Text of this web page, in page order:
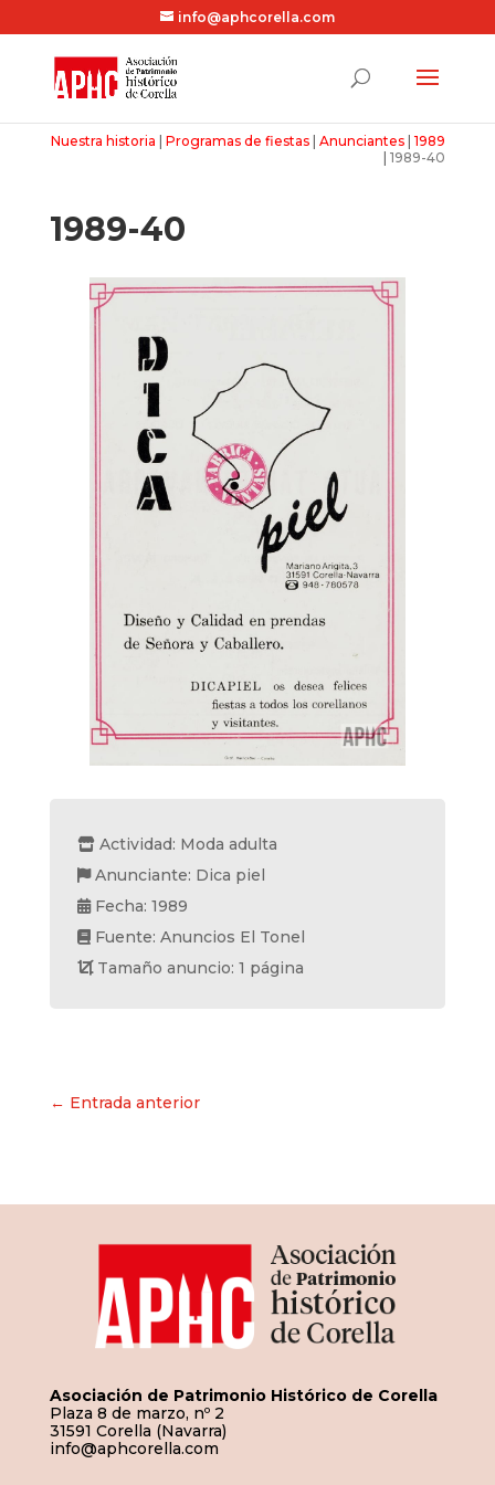
info@aphcorella.com
Nuestra historia |Programas de fiestas |Anunciantes |1989
|1989-40
1989-40
Actividad: Moda adulta
Anunciante: Dica piel
Fecha: 1989
Fuente: Anuncios El Tonel
Tamaño anuncio: 1 página
Navegación
← Entrada anterior
Asociación de Patrimonio Histórico de Corella
Plaza 8 de marzo, nº 2
31591 Corella (Navarra)
info@aphcorella.com